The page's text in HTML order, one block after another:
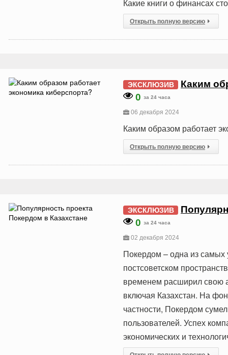
Какие книги о финансах
Открыть полную версию
ЭКСКЛЮЗИВ
Каким
0 за 24 часа
06 декабря 2024
Каким образом работает
Открыть полную версию
ЭКСКЛЮЗИВ
0 за 24 часа
02 декабря 2024
Покердом – одна из
постсоветском
временем расширил свою
включая Казахстан. На
частности, Покердом
пользователей. Успех
экономических и